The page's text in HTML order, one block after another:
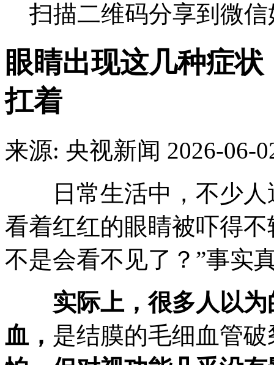
扫描二维码分享到微
眼睛出现这几种症
扛着
来源: 央视新闻 2026-06-
日常生活中，不少人
看着红红的眼睛被吓得
不是会看不见了？”事实
实际上，很多人以
血， 是结膜的毛细血管